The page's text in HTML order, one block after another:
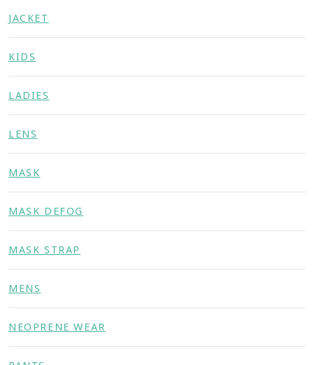
JACKET
KIDS
LADIES
LENS
MASK
MASK DEFOG
MASK STRAP
MENS
NEOPRENE WEAR